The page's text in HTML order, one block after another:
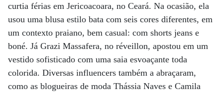
curtia férias em Jericoacoara, no Ceará. Na ocasião, ela
usou uma blusa estilo bata com seis cores diferentes, em
um contexto praiano, bem casual: com shorts jeans e
boné. Já Grazi Massafera, no réveillon, apostou em um
vestido sofisticado com uma saia esvoaçante toda
colorida. Diversas influencers também a abraçaram,
como as blogueiras de moda Thássia Naves e Camila